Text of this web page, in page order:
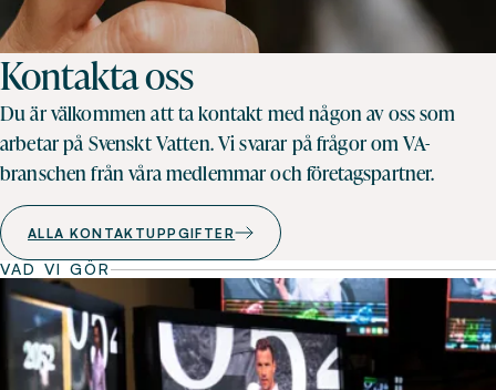
Kontakta oss
Du är välkommen att ta kontakt med någon av oss som
arbetar på Svenskt Vatten. Vi svarar på frågor om VA-
branschen från våra medlemmar och företagspartner.
ALLA KONTAKTUPPGIFTER
VAD VI GÖR